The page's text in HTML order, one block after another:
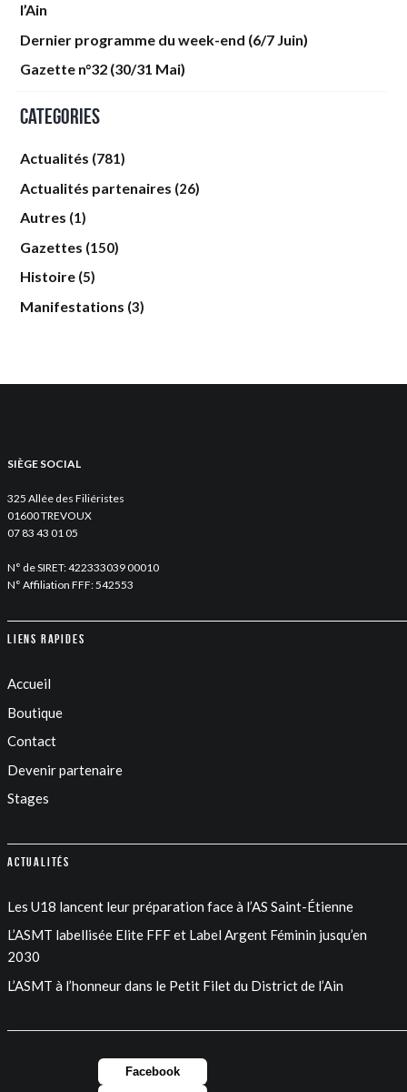
l’Ain
Dernier programme du week-end (6/7 Juin)
Gazette n°32 (30/31 Mai)
Categories
Actualités (781)
Actualités partenaires (26)
Autres (1)
Gazettes (150)
Histoire (5)
Manifestations (3)
SIÈGE SOCIAL
325 Allée des Filiéristes
01600 TREVOUX
07 83 43 01 05
N° de SIRET: 422333039 00010
N° Affiliation FFF: 542553
Liens rapides
Accueil
Boutique
Contact
Devenir partenaire
Stages
Actualités
Les U18 lancent leur préparation face à l’AS Saint-Étienne
L’ASMT labellisée Elite FFF et Label Argent Féminin jusqu’en
2030
L’ASMT à l’honneur dans le Petit Filet du District de l’Ain
Facebook